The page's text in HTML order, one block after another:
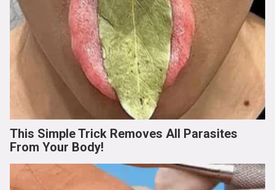
This Simple Trick Removes All Parasites
From Your Body!